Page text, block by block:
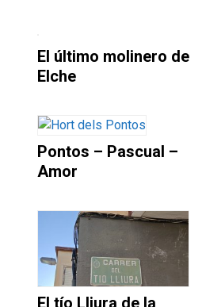
El último molinero de
Elche
Pontos – Pascual –
Amor